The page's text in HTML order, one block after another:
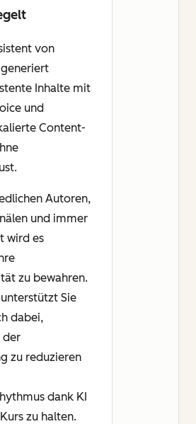
von
Inhalte mit
und
Content-
Autoren,
und immer
wird es
zu bewahren.
Sie
dabei,
der
zu reduzieren
dank KI
zu halten.